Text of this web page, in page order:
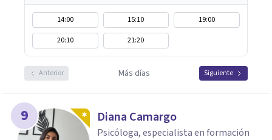
14:00 15:10
19:00
20:10
21:20
Anterior Más días Siguiente
9 Diana Camargo
Psicóloga, especialista en formación